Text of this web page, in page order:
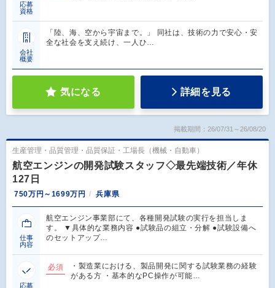
応募
資格
会社
概要
「陸、海、空から宇宙まで。」 同社は、技術の力で安心・安
全な社会を支え続け、一人ひ…
気になる 詳細を見る
掲載期間：26/07/31～26/08/20
生産管理・品質管理・品質保証・工場長（機械・自動車）
航空エンジンの開発試験スタッフ◇最先端技術／年休
127日
750万円～1699万円 兵庫県
仕事
内容
航空エンジン事業部にて、各種開発試験の実行を担当しま
す。 ▼具体的な業務内容 ●試験品の組立・分解 ●試験設備へ
のセットアップ…
応募
必須
・製造業における、製品開発に関する試験業務の経験
がある方 ・基本的なPC操作が可能…